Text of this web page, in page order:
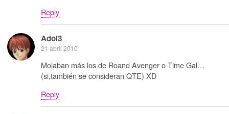
Reply
Adol3
21 abril 2010
Molaban más los de Roand Avenger o Time Gal…
(si,también se consideran QTE) XD
Reply